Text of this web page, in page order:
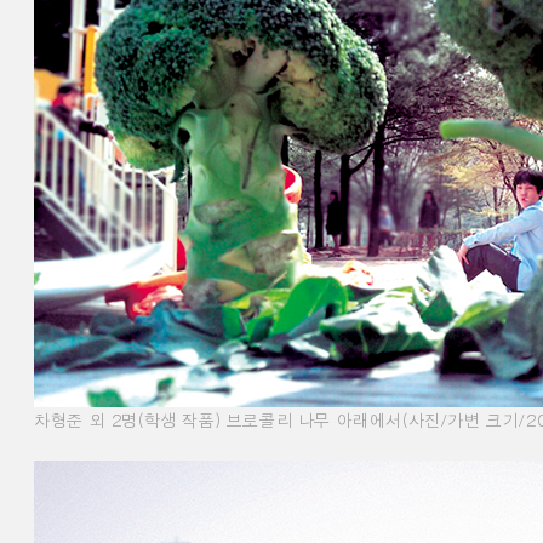
차형준 외 2명(학생 작품) 브로콜리 나무 아래에서(사진/가변 크기/